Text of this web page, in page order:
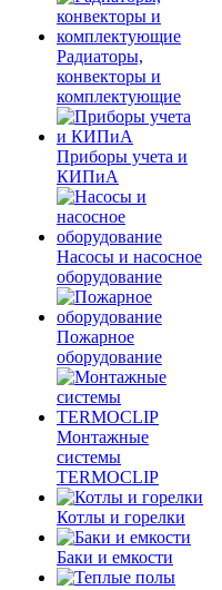
Радиаторы,
конвекторы и
комплектующие
Приборы учета и
КИПиА
Насосы и насосное
оборудование
Пожарное
оборудование
Монтажные
системы
TERMOCLIP
Котлы и горелки
Баки и емкости